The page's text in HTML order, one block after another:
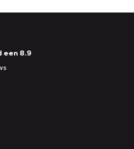
een 8.9